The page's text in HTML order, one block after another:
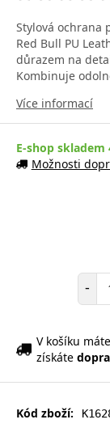
Stylová ochrana
Red Bull PU
důrazem na
Kombinuje
Více informací
E-shop skladem
Možnosti
-
V košíku
získáte
Kód zboží: